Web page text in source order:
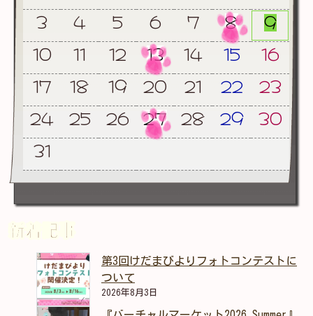
3
4 5 6 7 8
9
10
11 12 13 14 15
16
17
18 19 20 21 22
23
24
25 26 27 28 29
30
31
新着記事
第3回けだまびよりフォトコンテストに
ついて
2026年8月3日